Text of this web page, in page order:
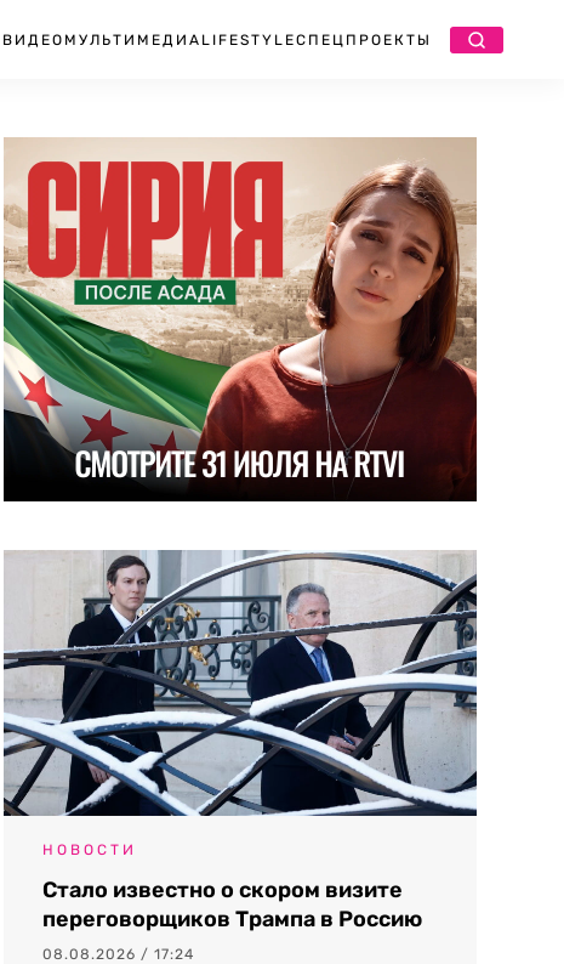
ВИДЕО МУЛЬТИМЕДИА LIFESTYLEСПЕЦПРОЕКТЫ
НОВОСТИ
Стало известно о скором визите
переговорщиков Трампа в Россию
08.08.2026 / 17:24